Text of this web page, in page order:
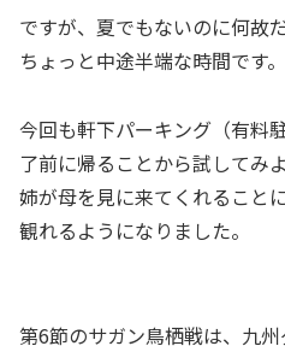
ですが、夏でもないのに何故
ちょっと中途半端な時間です。
今回も軒下パーキング（有料
了前に帰ることから試してみ
姉が母を見に来てくれること
観れるようになりました。
第6節のサガン鳥栖戦は、九